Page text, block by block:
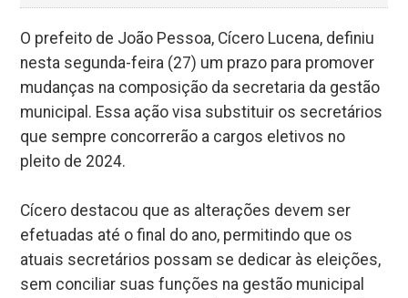
O prefeito de João Pessoa, Cícero Lucena, definiu
nesta segunda-feira (27) um prazo para promover
mudanças na composição da secretaria da gestão
municipal. Essa ação visa substituir os secretários
que sempre concorrerão a cargos eletivos no
pleito de 2024.
Cícero destacou que as alterações devem ser
efetuadas até o final do ano, permitindo que os
atuais secretários possam se dedicar às eleições,
sem conciliar suas funções na gestão municipal